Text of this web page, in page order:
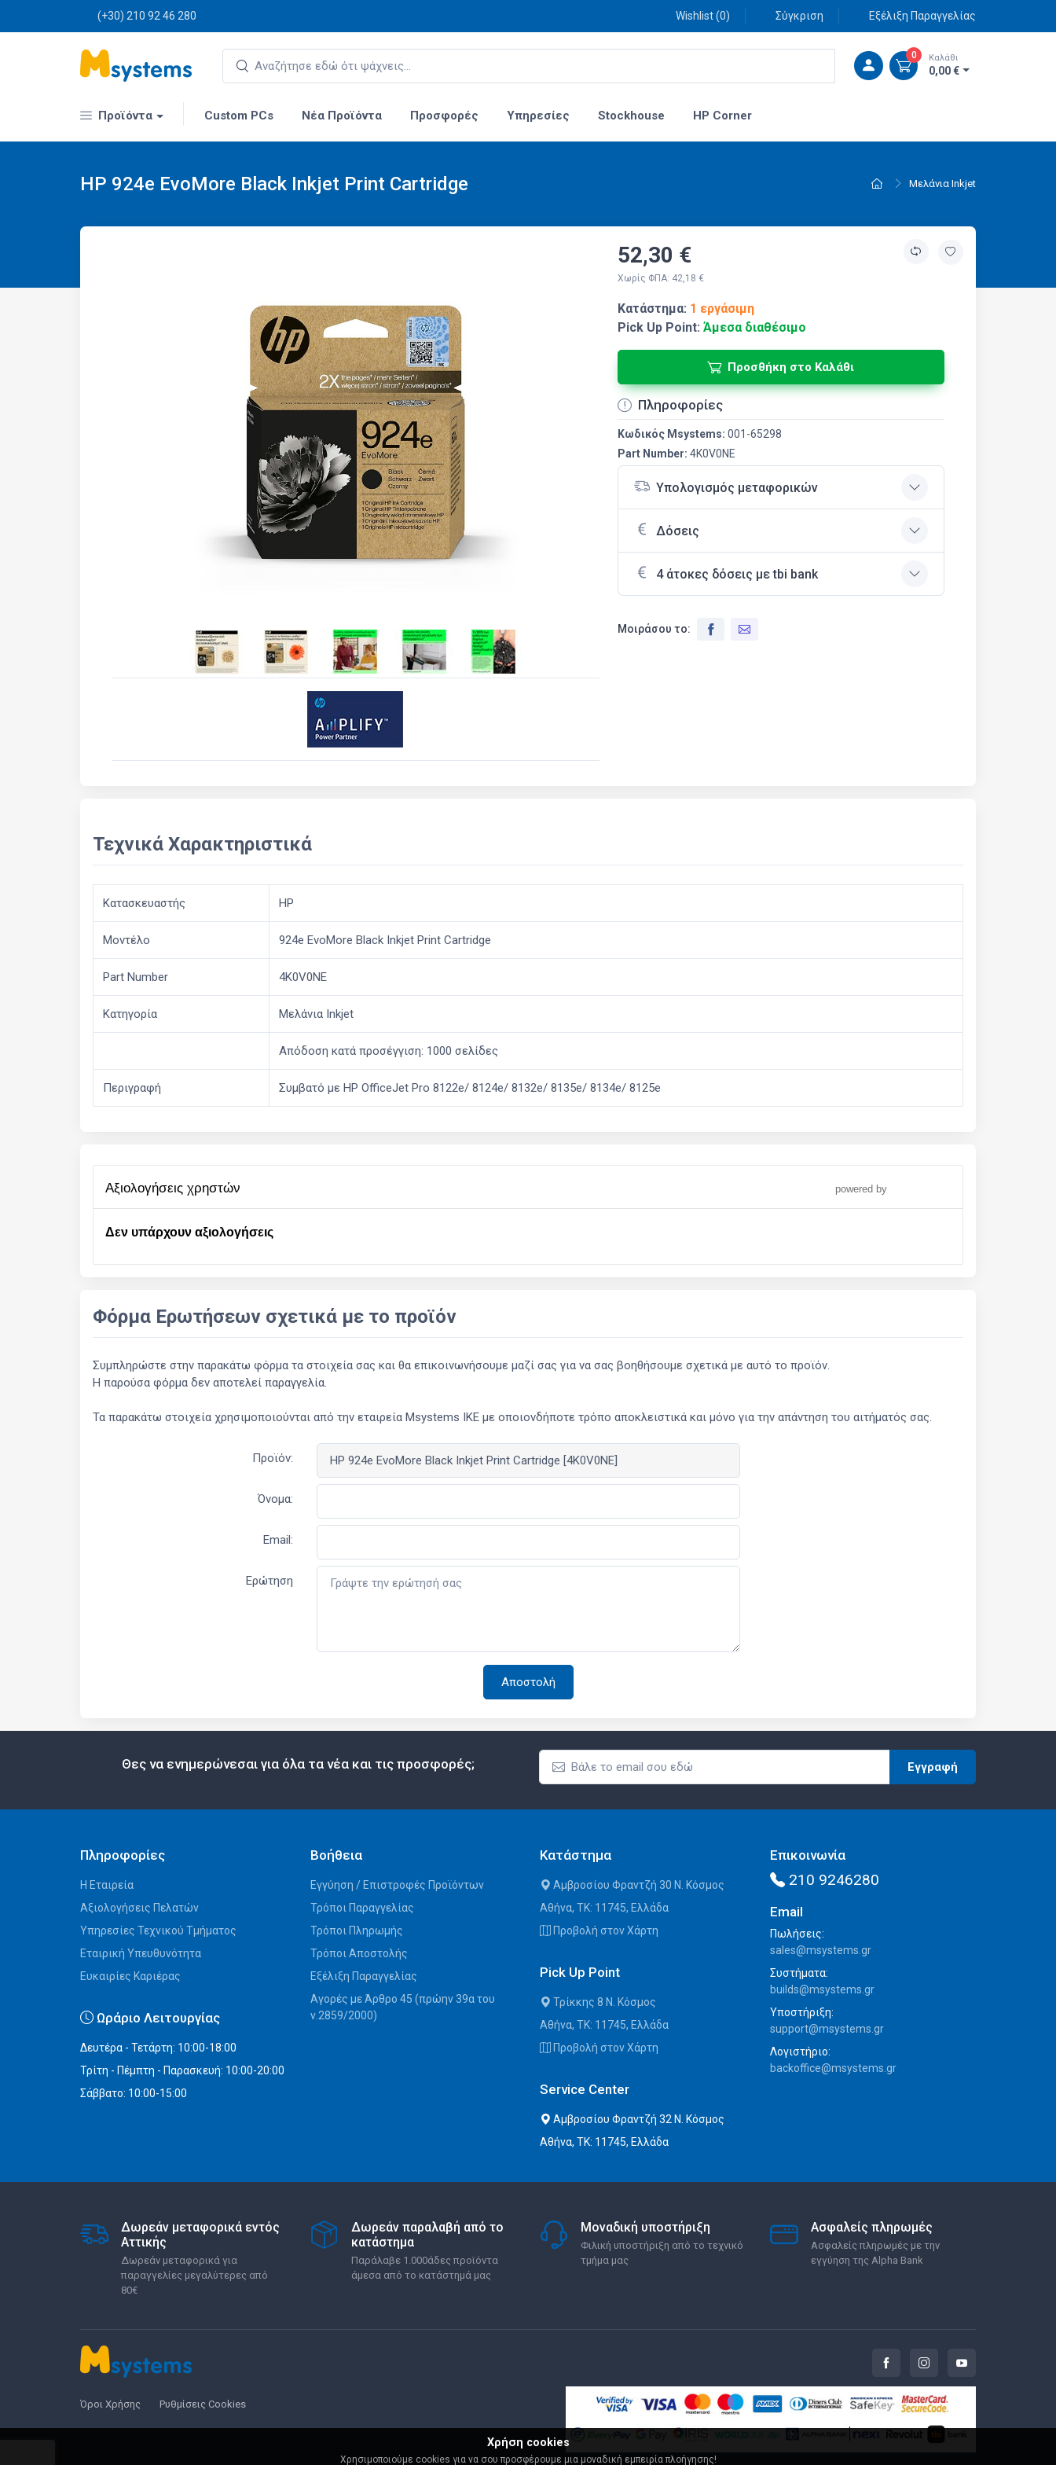
(+30) 210 92 46 280 Wishlist (0) Σύγκριση Εξέλιξη Παραγγελίας
0 Καλάθι
0,00 €
Προϊόντα Custom PCs Νέα Προϊόντα Προσφορές Υπηρεσίες Stockhouse HP Corner
Μελάνια Inkjet
HP 924e EvoMore Black Inkjet Print Cartridge
52,30 €
Χωρίς ΦΠΑ: 42,18 €
Κατάστημα: 1 εργάσιμη
Pick Up Point: Άμεσα διαθέσιμο
Προσθήκη στο Καλάθι
Πληροφορίες
Κωδικός Msystems: 001-65298
Part Number: 4K0V0NE
Υπολογισμός μεταφορικών
Δόσεις
4 άτοκες δόσεις με tbi bank
Μοιράσου το:
Τεχνικά Χαρακτηριστικά
Κατασκευαστής HP
Μοντέλο 924e EvoMore Black Inkjet Print Cartridge
Part Number 4K0V0NE
Κατηγορία Μελάνια Inkjet
Απόδοση κατά προσέγγιση: 1000 σελίδες
Περιγραφή Συμβατό με HP OfficeJet Pro 8122e/ 8124e/ 8132e/ 8135e/ 8134e/ 8125e
αξιολογήσεις χρηστών powered by
Δεν υπάρχουν αξιολογήσεις
Φόρμα Ερωτήσεων σχετικά με το προϊόν
Συμπληρώστε στην παρακάτω φόρμα τα στοιχεία σας και θα επικοινωνήσουμε μαζί σας για να σας βοηθήσουμε σχετικά με αυτό το προϊόν.
Η παρούσα φόρμα δεν αποτελεί παραγγελία.
Τα παρακάτω στοιχεία χρησιμοποιούνται από την εταιρεία Msystems ΙΚΕ με οποιονδήποτε τρόπο αποκλειστικά και μόνο για την απάντηση του αιτήματός σας.
Προϊόν:
Όνομα:
Email:
Ερώτηση
Θες να ενημερώνεσαι για όλα τα νέα και τις προσφορές; Εγγραφή
Πληροφορίες
Η Εταιρεία
Αξιολογήσεις Πελατών
Υπηρεσίες Τεχνικού Τμήματος
Εταιρική Υπευθυνότητα
Ευκαιρίες Καριέρας
Ωράριο Λειτουργίας
Δευτέρα - Τετάρτη: 10:00-18:00
Τρίτη - Πέμπτη - Παρασκευή: 10:00-20:00
Σάββατο: 10:00-15:00
Βοήθεια
Εγγύηση / Επιστροφές Προϊόντων
Τρόποι Παραγγελίας
Τρόποι Πληρωμής
Τρόποι Αποστολής
Εξέλιξη Παραγγελίας
Αγορές με Άρθρο 45 (πρώην 39α του
ν.2859/2000)
Κατάστημα
Αμβροσίου Φραντζή 30 Ν. Κόσμος
Αθήνα, ΤΚ: 11745, Ελλάδα
Προβολή στον Χάρτη
Pick Up Point
Τρίκκης 8 Ν. Κόσμος
Αθήνα, ΤΚ: 11745, Ελλάδα
Προβολή στον Χάρτη
Service Center
Αμβροσίου Φραντζή 32 Ν. Κόσμος
Αθήνα, ΤΚ: 11745, Ελλάδα
Επικοινωνία
210 9246280
Email
Πωλήσεις:
sales@msystems.gr
Συστήματα:
builds@msystems.gr
Υποστήριξη:
support@msystems.gr
Λογιστήριο:
backoffice@msystems.gr
Δωρεάν μεταφορικά εντός
Αττικής
Δωρεάν μεταφορικά για
παραγγελίες μεγαλύτερες από
80€
Δωρεάν παραλαβή από το
κατάστημα
Παράλαβε 1.000άδες προϊόντα
άμεσα από το κατάστημά μας
Μοναδική υποστήριξη
Φιλική υποστήριξη από το τεχνικό
τμήμα μας
Ασφαλείς πληρωμές
Ασφαλείς πληρωμές με την
εγγύηση της Alpha Bank
Όροι Χρήσης Ρυθμίσεις Cookies
Χρήση cookies
Χρησιμοποιούμε cookies για να σου προσφέρουμε μια μοναδική εμπειρία πλοήγησης!